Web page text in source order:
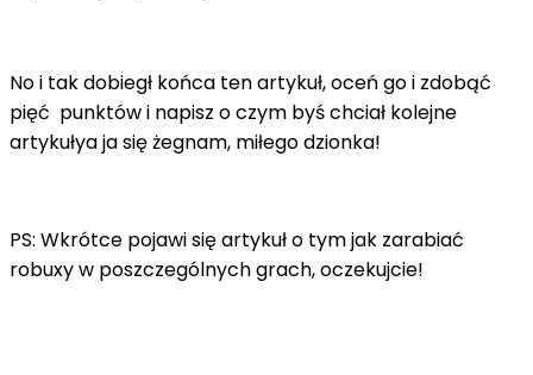
No i tak dobiegł końca ten artykuł, oceń go i zdobąć
pięć punktów i napisz o czym byś chciał kolejne
artykułya ja się żegnam, miłego dzionka!
PS: Wkrótce pojawi się artykuł o tym jak zarabiać
robuxy w poszczególnych grach, oczekujcie!